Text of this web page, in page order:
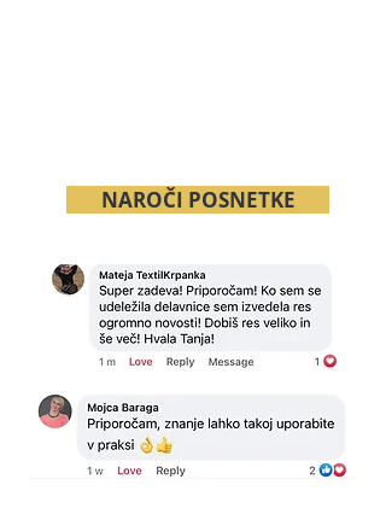
NAROČI POSNETKE